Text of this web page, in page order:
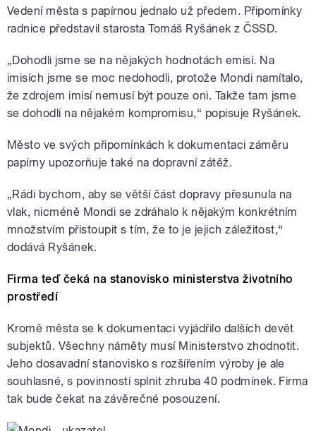
Vedení města s papírnou jednalo už předem. Připomínky
radnice představil starosta Tomáš Ryšánek z ČSSD.
„Dohodli jsme se na nějakých hodnotách emisí. Na
imisích jsme se moc nedohodli, protože Mondi namítalo,
že zdrojem imisí nemusí být pouze oni. Takže tam jsme
se dohodli na nějakém kompromisu,“ popisuje Ryšánek.
Město ve svých připomínkách k dokumentaci záměru
papírny upozorňuje také na dopravní zátěž.
„Rádi bychom, aby se větší část dopravy přesunula na
vlak, nicméně Mondi se zdráhalo k nějakým konkrétním
množstvím přistoupit s tím, že to je jejich záležitost,“
dodává Ryšánek.
Firma teď čeká na stanovisko ministerstva životního
prostředí
Kromě města se k dokumentaci vyjádřilo dalších devět
subjektů. Všechny náměty musí Ministerstvo zhodnotit.
Jeho dosavadní stanovisko s rozšířením výroby je ale
souhlasné, s povinností splnit zhruba 40 podmínek. Firma
tak bude čekat na závěrečné posouzení.